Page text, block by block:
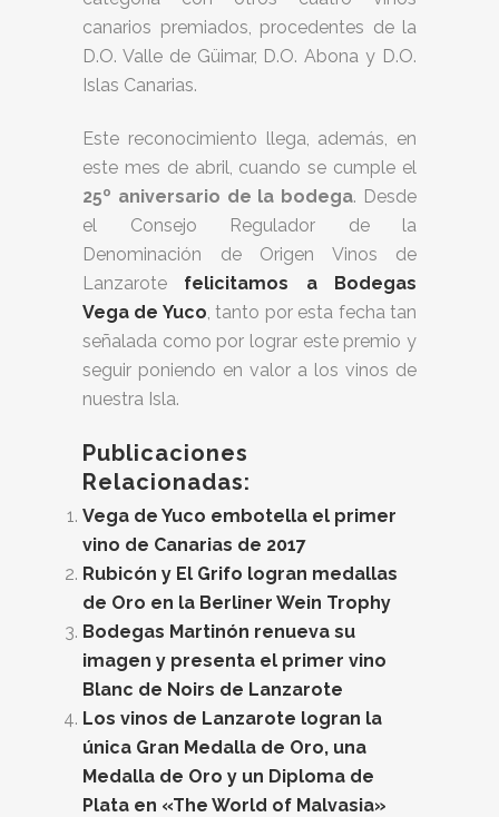
canarios premiados, procedentes de la
D.O. Valle de Güimar, D.O. Abona y D.O.
Islas Canarias.
Este reconocimiento llega, además, en
este mes de abril, cuando se cumple el
25º aniversario de la bodega. Desde
el Consejo Regulador de la
Denominación de Origen Vinos de
Lanzarote felicitamos a Bodegas
Vega de Yuco, tanto por esta fecha tan
señalada como por lograr este premio y
seguir poniendo en valor a los vinos de
nuestra Isla.
Publicaciones
Relacionadas:
Vega de Yuco embotella el primer
vino de Canarias de 2017
Rubicón y El Grifo logran medallas
de Oro en la Berliner Wein Trophy
Bodegas Martinón renueva su
imagen y presenta el primer vino
Blanc de Noirs de Lanzarote
Los vinos de Lanzarote logran la
única Gran Medalla de Oro, una
Medalla de Oro y un Diploma de
Plata en «The World of Malvasia»